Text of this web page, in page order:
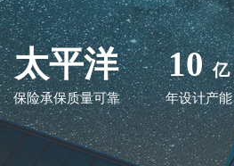
太平洋
保险承保质量可靠
10 亿
年设计产能